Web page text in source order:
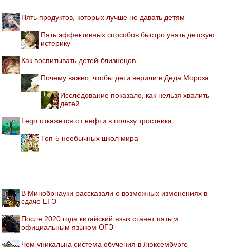
Пять продуктов, которых лучше не давать детям
Пять эффективных способов быстро унять детскую
истерику
Как воспитывать детей-близнецов
Почему важно, чтобы дети верили в Деда Мороза
Исследование показало, как нельзя хвалить
детей
Lego откажется от нефти в пользу тростника
Топ-5 необычных школ мира
В Минобрнауки рассказали о возможных изменениях в
сдаче ЕГЭ
После 2020 года китайский язык станет пятым
официальным языком ОГЭ
Чем уникальна система обучения в Люксембурге